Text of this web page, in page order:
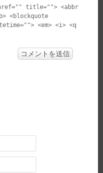
title=""> <abbr
<blockquote
<em> <i> <q